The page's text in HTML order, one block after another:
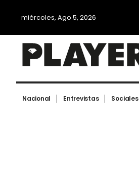
miércoles, Ago 5, 2026
Nacional Entrevistas Sociales